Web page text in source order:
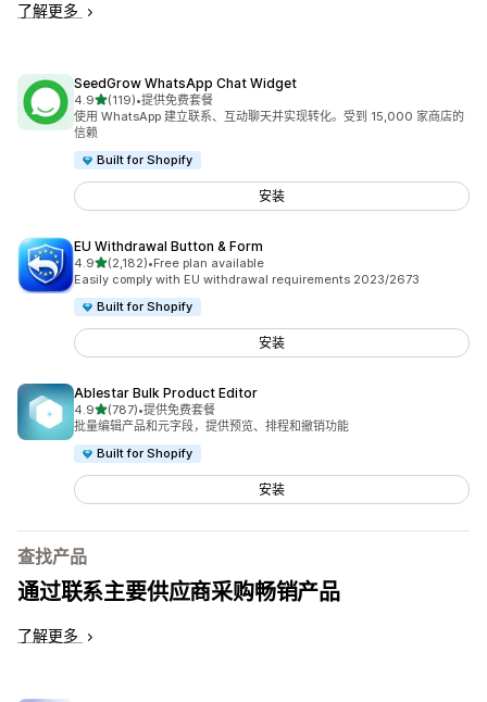
了解更多
SeedGrow WhatsApp Chat Widget
4.9星（满分 5 星）
(119)
总共 119 条评论
•提供免费套餐
使用 WhatsApp 建立联系、互动聊天并实现转化。受到 15,000 家商店的
信赖
Built for Shopify
安装
EU Withdrawal Button & Form
4.9星（满分 5 星）
(2,182)
总共 2182 条评论
•Free plan available
Easily comply with EU withdrawal requirements 2023/2673
Built for Shopify
安装
Ablestar Bulk Product Editor
4.9星（满分 5 星）
(787)
总共 787 条评论
•提供免费套餐
批量编辑产品和元字段，提供预览、排程和撤销功能
Built for Shopify
安装
查找产品
通过联系主要供应商采购畅销产品
了解更多